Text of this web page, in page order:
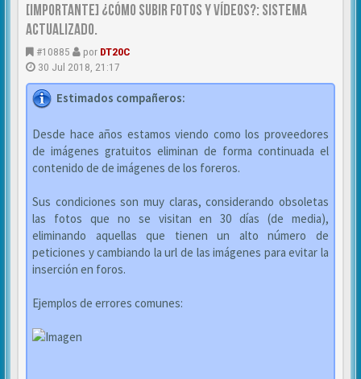
[IMPORTANTE] ¿Cómo subir FOTOS y VÍDEOS?: Sistema
actualizado.
#10885 por DT20C
30 Jul 2018, 21:17
Estimados compañeros:
Desde hace años estamos viendo como los proveedores
de imágenes gratuitos eliminan de forma continuada el
contenido de de imágenes de los foreros.
Sus condiciones son muy claras, considerando obsoletas
las fotos que no se visitan en 30 días (de media),
eliminando aquellas que tienen un alto número de
peticiones y cambiando la url de las imágenes para evitar la
inserción en foros.
Ejemplos de errores comunes: